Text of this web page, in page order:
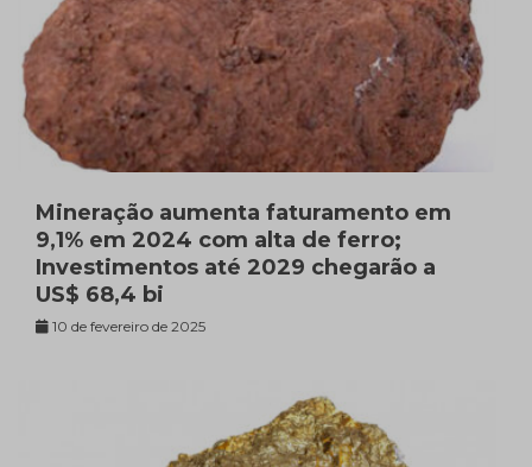
Mineração aumenta faturamento em
9,1% em 2024 com alta de ferro;
Investimentos até 2029 chegarão a
US$ 68,4 bi
10 de fevereiro de 2025